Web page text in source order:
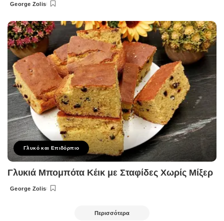
Posted
George Zolis
Γλυκό και Επιδόρπιο
Γλυκιά Μπομπότα Κέικ με Σταφίδες Χωρίς Μίξερ
Posted
George Zolis
Περισσότερα